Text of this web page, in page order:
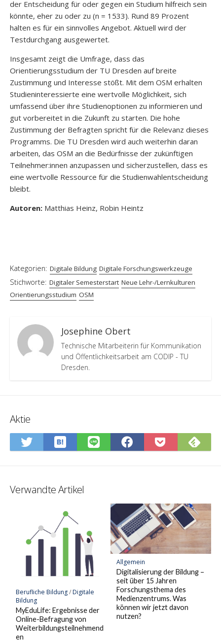
der Entscheidung für oder gegen ein Studium hilfreich sein
könnte, eher zu oder zu (n = 1533). Rund 89 Prozent
halten es für ein sinnvolles Angebot. Aktuell wird der
Testdurchgang ausgewertet.
Insgesamt zeigt die Umfrage, dass das
Orientierungsstudium der TU Dresden auf breite
Zustimmung und Interesse stößt. Mit dem OSM erhalten
Studieninteressierte eine wertvolle Möglichkeit, sich
umfassend über ihre Studienoptionen zu informieren und
gut vorbereitet in die Zukunft zu starten. Die hohe
Zustimmung der Befragten spricht für die Relevanz dieses
Programms. Die TU Dresden wird auch weiterhin daran
arbeiten, das OSM an die Bedürfnisse der zukünftigen
Teilnehmer:innen anzupassen und sicherzustellen, dass es
eine wertvolle Ressource für die Studienwahlentscheidung
bleibt.
Autoren: Matthias Heinz, Robin Heintz
Kategorien: Digitale Bildung Digitale Forschungswerkzeuge
Stichworte: Digitaler Semesterstart Neue Lehr-/Lernkulturen
Orientierungsstudium OSM
Josephine Obert
Technische Mitarbeiterin für Kommunikation
und Öffentlichkeitsarbeit am CODIP - TU
Dresden.
Aktie
Auf
Twitter
In
Hatena-
Auf
LINE
Auf
Facebook
In
Pocket
Sie
Verwandte Artikel
Berufliche Bildung/Digitale
Bildung
MyEduLife: Ergebnisse der
Online-Befragung von
Weiterbildungsteilnehmend
en
Allgemein
Digitalisierung der Bildung –
seit über 15 Jahren
Forschungsthema des
Medienzentrums. Was
können wir jetzt davon
nutzen?